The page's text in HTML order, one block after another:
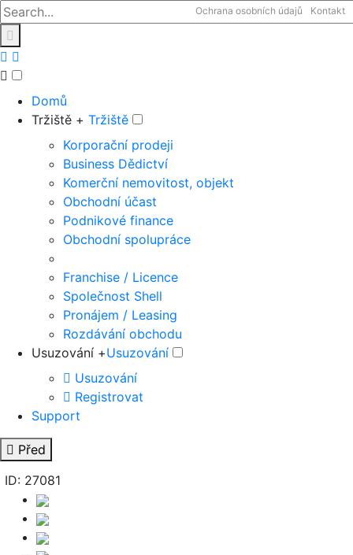
Ochrana osobních údajů Kontakt
Domů
Tržiště + Tržiště
Korporační prodeji
Business Dědictví
Komerční nemovitost, objekt
Obchodní účast
Podnikové finance
Obchodní spolupráce
Franchise / Licence
Společnost Shell
Pronájem / Leasing
Rozdávání obchodu
Usuzování +Usuzování
Usuzování
Registrovat
Support
Před
ID: 27081